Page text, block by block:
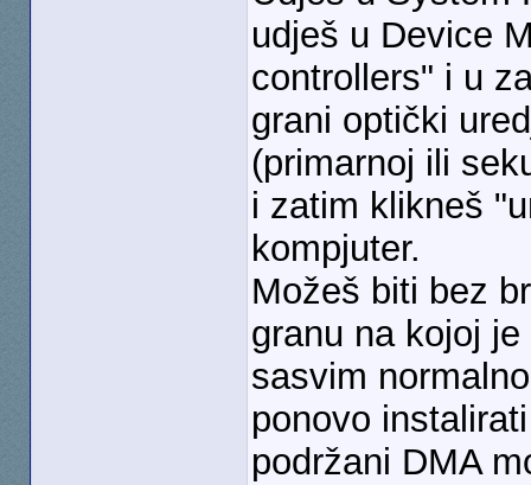
udješ u Device
controllers" i u
grani optički
(primarnoj ili
i zatim klikneš
kompjuter.
Možeš biti bez
granu na kojoj
sasvim
ponovo
podržani DMA